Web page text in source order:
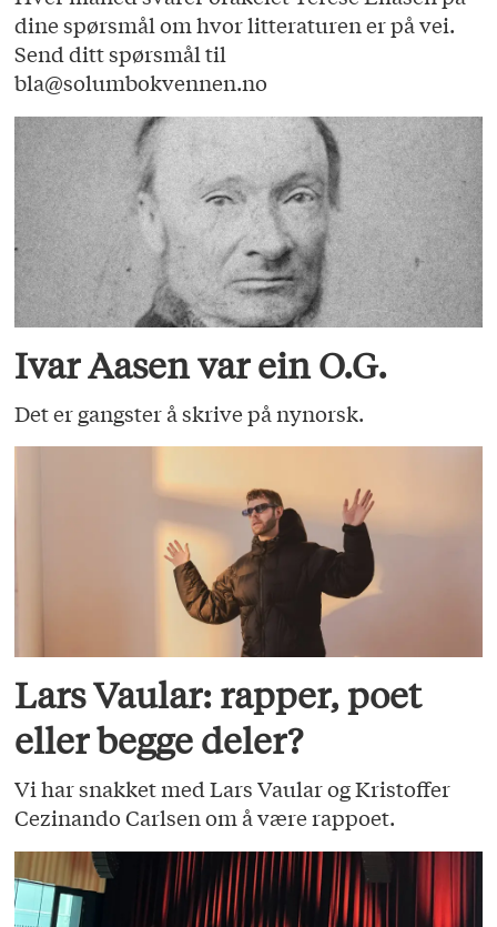
dine spørsmål om hvor litteraturen er på vei.
Send ditt spørsmål til
bla@solumbokvennen.no
Ivar Aasen var ein O.G.
Det er gangster å skrive på nynorsk.
Lars Vaular: rapper, poet
eller begge deler?
Vi har snakket med Lars Vaular og Kristoffer
Cezinando Carlsen om å være rappoet.